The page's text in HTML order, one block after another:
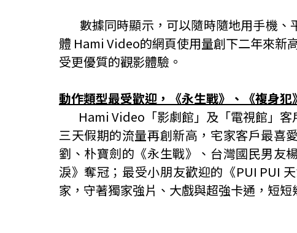
數據同時顯示，可以隨時隨地用手機、
體 Hami Video的網頁使用量創下二年來新
受更優質的觀影體驗。
動作類型最受歡迎，《永生戰》、《複身
Hami Video 「影劇館」及「電視館」
三天假期的流量再創新高，宅家客戶最喜
劉、朴寶劍的《永生戰》、台灣國民男友
淚》奪冠；最受小朋友歡迎的《PUI PUI
家，守著獨家強片、大戲與超強卡通，短短